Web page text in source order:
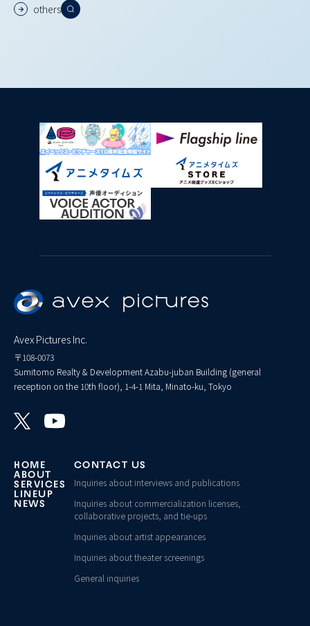
others
Avex Pictures Inc.
〒108-0073
Sumitomo Realty & Development Azabu-juban Building (general
reception on the 10th floor), 1-4-1 Mita, Minato-ku, Tokyo
HOME
ABOUT
SERVICES
LINEUP
NEWS
CONTACT US
Inquiries about interviews and publications
Inquiries about commercialization licenses,
collaborative projects, and tie-ups
Inquiries about artist appearances
Inquiries about theater screenings
General inquiries